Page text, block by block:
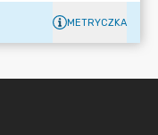
METRYCZKA